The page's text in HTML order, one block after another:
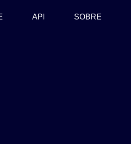
(CURRENT)
API SOBRE